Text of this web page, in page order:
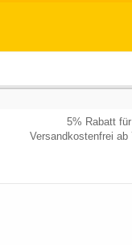
5% Rabatt
Versandkostenfrei ab